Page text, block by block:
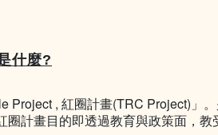
什麼?
Project , 紅圈計畫(TRC Project)
圈計畫目的即透過教育與政策面，